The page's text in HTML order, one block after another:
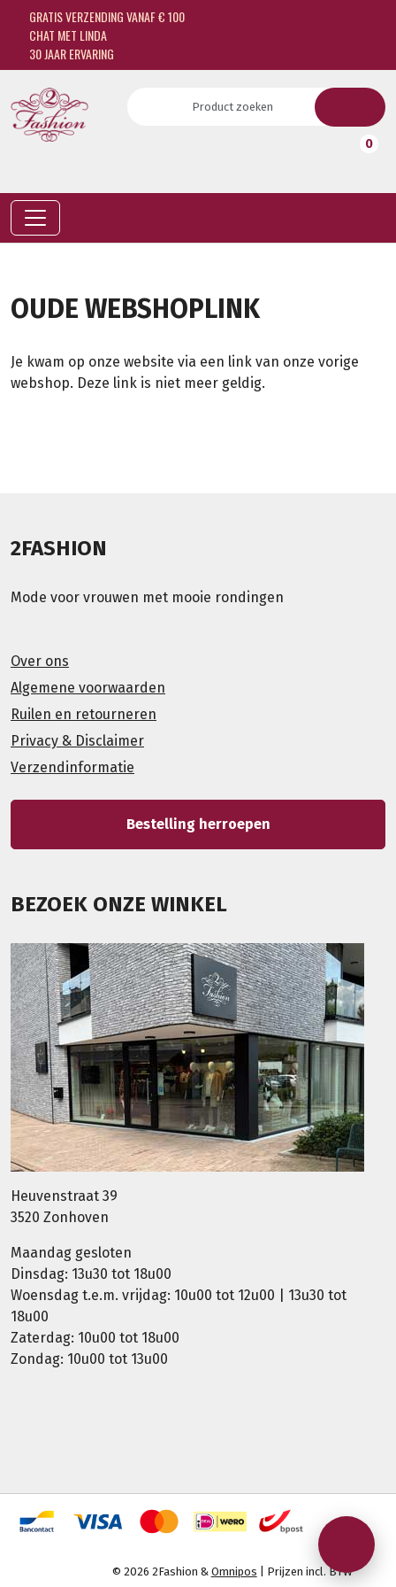
GRATIS VERZENDING VANAF € 100
CHAT MET LINDA
30 JAAR ERVARING
0
OUDE WEBSHOPLINK
Je kwam op onze website via een link van onze vorige
webshop. Deze link is niet meer geldig.
2FASHION
Mode voor vrouwen met mooie rondingen
Over ons
Algemene voorwaarden
Ruilen en retourneren
Privacy & Disclaimer
Verzendinformatie
Bestelling herroepen
BEZOEK ONZE WINKEL
Heuvenstraat 39
3520 Zonhoven
Maandag gesloten
Dinsdag: 13u30 tot 18u00
Woensdag t.e.m. vrijdag: 10u00 tot 12u00 | 13u30 tot
18u00
Zaterdag: 10u00 tot 18u00
Zondag: 10u00 tot 13u00
© 2026 2Fashion & Omnipos | Prijzen incl. BTW